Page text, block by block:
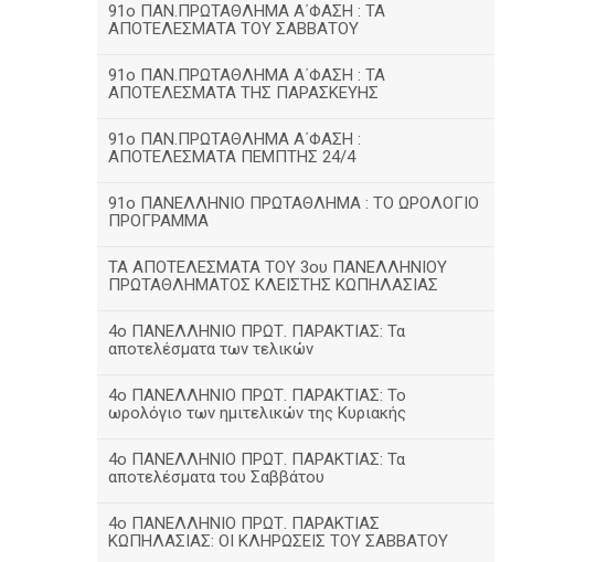
91ο ΠΑΝ.ΠΡΩΤΑΘΛΗΜΑ Α΄ΦΑΣΗ : ΤΑ
ΑΠΟΤΕΛΕΣΜΑΤΑ ΤΟΥ ΣΑΒΒΑΤΟΥ
91ο ΠΑΝ.ΠΡΩΤΑΘΛΗΜΑ Α΄ΦΑΣΗ : ΤΑ
ΑΠΟΤΕΛΕΣΜΑΤΑ ΤΗΣ ΠΑΡΑΣΚΕΥΗΣ
91ο ΠΑΝ.ΠΡΩΤΑΘΛΗΜΑ Α΄ΦΑΣΗ :
ΑΠΟΤΕΛΕΣΜΑΤΑ ΠΕΜΠΤΗΣ 24/4
91ο ΠΑΝΕΛΛΗΝΙΟ ΠΡΩΤΑΘΛΗΜΑ : ΤΟ ΩΡΟΛΟΓΙΟ
ΠΡΟΓΡΑΜΜΑ
ΤΑ ΑΠΟΤΕΛΕΣΜΑΤΑ ΤΟΥ 3ου ΠΑΝΕΛΛΗΝΙΟΥ
ΠΡΩΤΑΘΛΗΜΑΤΟΣ ΚΛΕΙΣΤΗΣ ΚΩΠΗΛΑΣΙΑΣ
4ο ΠΑΝΕΛΛΗΝΙΟ ΠΡΩΤ. ΠΑΡΑΚΤΙΑΣ: Τα
αποτελέσματα των τελικών
4ο ΠΑΝΕΛΛΗΝΙΟ ΠΡΩΤ. ΠΑΡΑΚΤΙΑΣ: Το
ωρολόγιο των ημιτελικών της Κυριακής
4ο ΠΑΝΕΛΛΗΝΙΟ ΠΡΩΤ. ΠΑΡΑΚΤΙΑΣ: Τα
αποτελέσματα του Σαββάτου
4ο ΠΑΝΕΛΛΗΝΙΟ ΠΡΩΤ. ΠΑΡΑΚΤΙΑΣ
ΚΩΠΗΛΑΣΙΑΣ: ΟΙ ΚΛΗΡΩΣΕΙΣ ΤΟΥ ΣΑΒΒΑΤΟΥ